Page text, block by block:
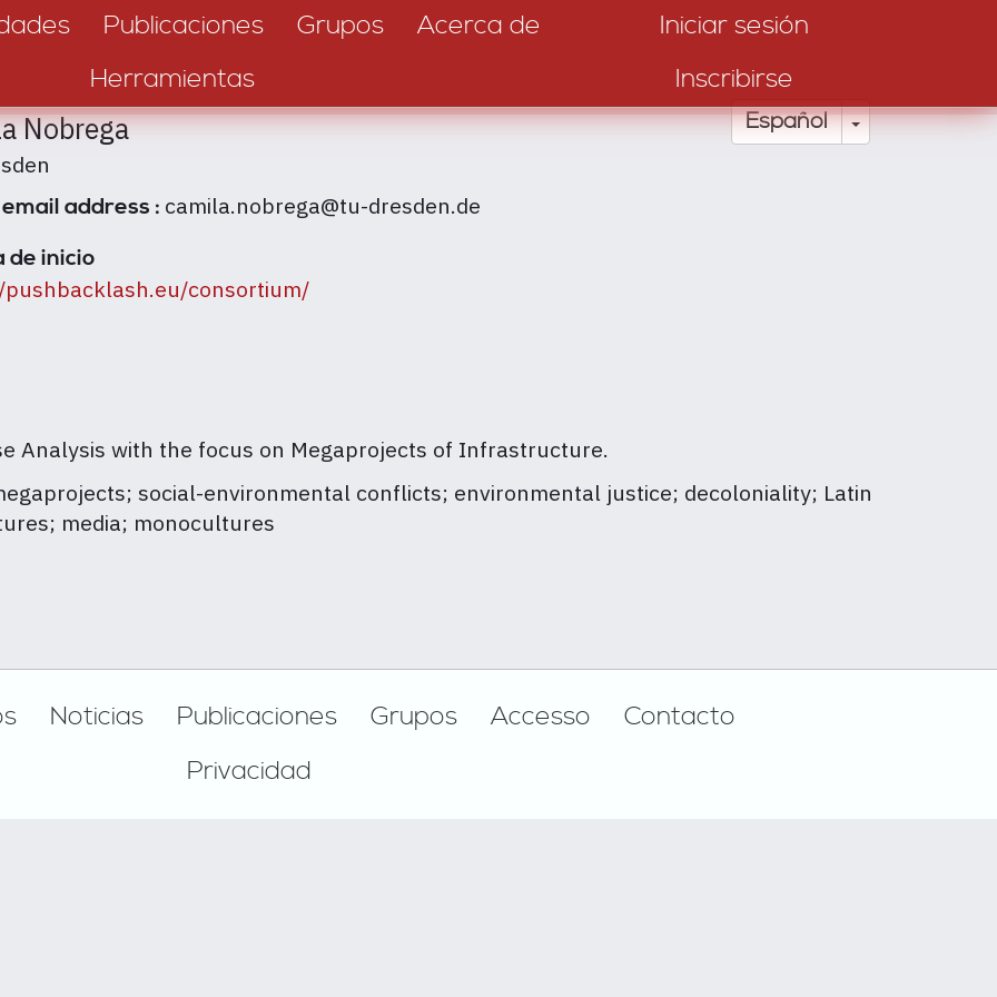
Publicaciones Grupos
Acerca de
Herramientas
Iniciar sesión
Inscribirse
Español Toggle
Nobrega
address : camila.nobrega@tu-dresden.de
de inicio
consortium/
Analysis with the focus on Megaprojects of Infrastructure.
social-environmental conflicts; environmental justice; decoloniality; Latin
media; monocultures
Noticias Publicaciones Grupos Accesso
Contacto
Privacidad